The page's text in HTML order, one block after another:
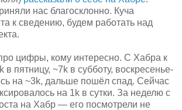
нас благосклонно. Куча
к сведению, будем работать над
цифры, кому интересно. С Хабра к
в пятницу, ~7k в субботу, воскресенье-
на ~3k, дальше пошёл спад. Сейчас
на 1k в сутки. За неделю с
на Хабр — его посмотрели не